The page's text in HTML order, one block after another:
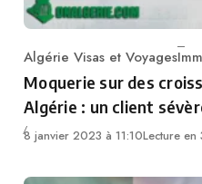
Category
Algérie Visas et Voyages
Moquerie sur des
Algérie : un client
8 janvier 2023 à 11:10Lecture en